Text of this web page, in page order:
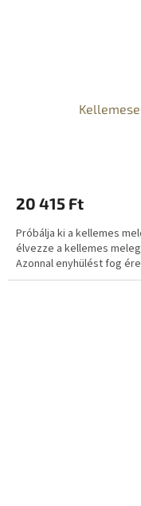
20 415 Ft
Próbálja ki a kellemes
élvezze a kellemes
Azonnal enyhülést fog